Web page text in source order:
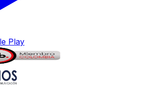
Play